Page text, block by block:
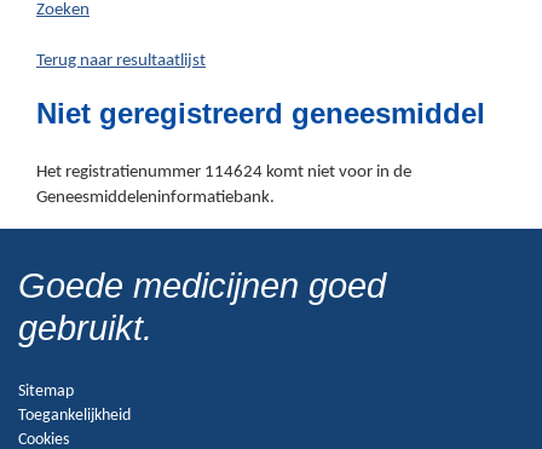
hier:
Zoeken
Terug naar resultaatlijst
Niet geregistreerd geneesmiddel
Het registratienummer 114624 komt niet voor in de
Geneesmiddeleninformatiebank.
Goede medicijnen goed
gebruikt.
Sitemap
Toegankelijkheid
Cookies